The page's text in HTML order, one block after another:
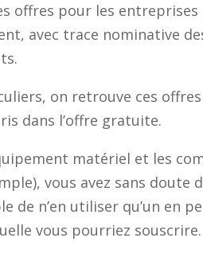
offres pour les
avec trace nominative
on retrouve ces
dans l’offre gratuite.
matériel et les
vous avez sans doute
de n’en utiliser qu’un en
vous pourriez souscrire.